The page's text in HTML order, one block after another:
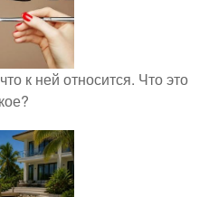
к ней относится. Что это